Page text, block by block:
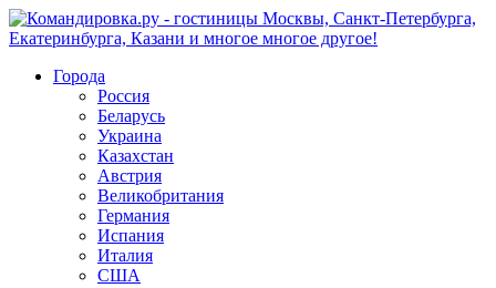
Города
Россия
Беларусь
Украина
Казахстан
Австрия
Великобритания
Германия
Испания
Италия
США